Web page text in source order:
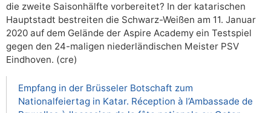
die zweite Saisonhälfte vorbereitet? In der katarischen
Hauptstadt bestreiten die Schwarz-Weißen am 11. Januar
2020 auf dem Gelände der Aspire Academy ein Testspiel
gegen den 24-maligen niederländischen Meister PSV
Eindhoven. (cre)
Empfang in der Brüsseler Botschaft zum
Nationalfeiertag in Katar. Réception à l’Ambassade de